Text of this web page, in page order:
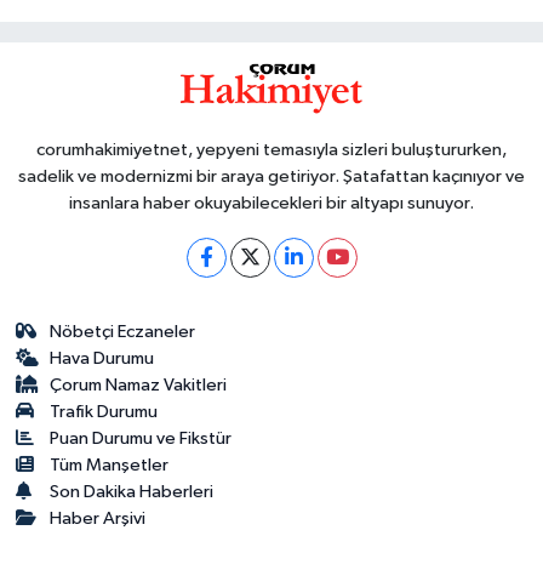
corumhakimiyetnet, yepyeni temasıyla sizleri buluştururken,
sadelik ve modernizmi bir araya getiriyor. Şatafattan kaçınıyor ve
insanlara haber okuyabilecekleri bir altyapı sunuyor.
Nöbetçi Eczaneler
Hava Durumu
Çorum Namaz Vakitleri
Trafik Durumu
Puan Durumu ve Fikstür
Tüm Manşetler
Son Dakika Haberleri
Haber Arşivi